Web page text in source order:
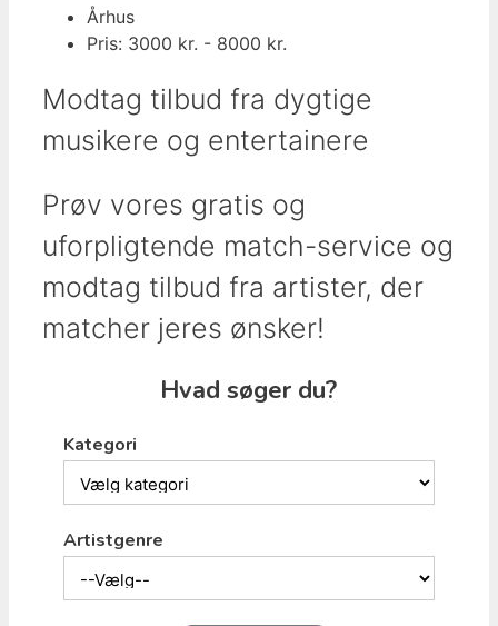
Århus
Pris: 3000 kr. - 8000 kr.
Modtag tilbud fra dygtige
musikere og entertainere
Prøv vores gratis og
uforpligtende match-service og
modtag tilbud fra artister, der
matcher jeres ønsker!
Hvad søger du?
Kategori
Artistgenre